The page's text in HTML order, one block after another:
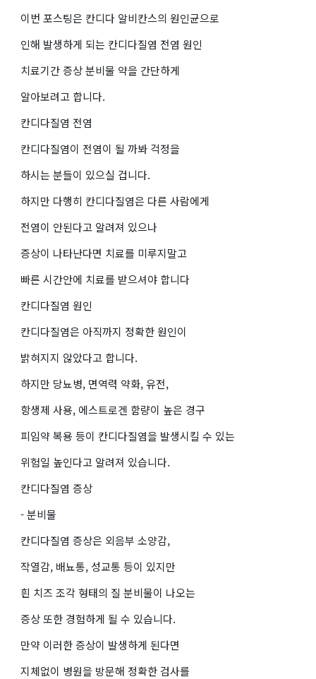
이번 포스팅은 칸디다 알비칸스의 원인균으로
인해 발생하게 되는 칸디다질염 전염 원인
치료기간 증상 분비물 약을 간단하게
알아보려고 합니다.
칸디다질염 전염
칸디다질염이 전염이 될 까봐 걱정을
하시는 분들이 있으실 겁니다.
하지만 다행히 칸디다질염은 다른 사람에게
전염이 안된다고 알려져 있으나
증상이 나타난다면 치료를 미루지말고
빠른 시간안에 치료를 받으셔야 합니다
칸디다질염 원인
칸디다질염은 아직까지 정확한 원인이
밝혀지지 않았다고 합니다.
하지만 당뇨병, 면역력 약화, 유전,
항생제 사용, 에스트로겐 함량이 높은 경구
피임약 복용 등이 칸디다질염을 발생시킬 수 있는
위험일 높인다고 알려져 있습니다.
칸디다질염 증상
- 분비물
칸디다질염 증상은 외음부 소양감,
작열감, 배뇨통, 성교통 등이 있지만
흰 치즈 조각 형태의 질 분비물이 나오는
증상 또한 경험하게 될 수 있습니다.
만약 이러한 증상이 발생하게 된다면
지체없이 병원을 방문해 정확한 검사를